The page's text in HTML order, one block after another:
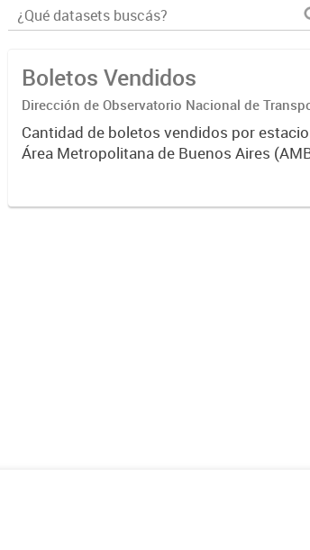
Boletos Vendidos
Dirección de Observatorio Nacional de
Cantidad de boletos vendidos por
Área Metropolitana de Buenos Aires